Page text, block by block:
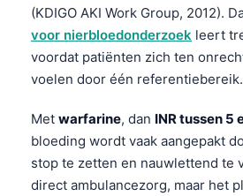
(KDIGO AKI Work Group, 2012).
voor nierbloedonderzoek leert
voordat patiënten zich ten
voelen door één referentiebereik.
Met warfarine, dan INR tussen 5
bloeding wordt vaak aangepakt
stop te zetten en nauwlettend te
direct ambulancezorg, maar het
Ελληνικά
Türkçe
Română
Български
Dansk